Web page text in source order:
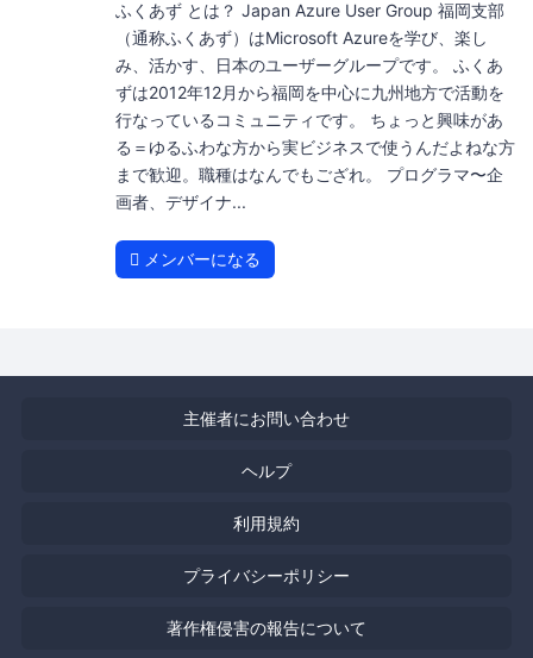
ふくあず とは？ Japan Azure User Group 福岡支部
（通称ふくあず）はMicrosoft Azureを学び、楽し
み、活かす、日本のユーザーグループです。 ふくあ
ずは2012年12月から福岡を中心に九州地方で活動を
行なっているコミュニティです。 ちょっと興味があ
る＝ゆるふわな方から実ビジネスで使うんだよねな方
まで歓迎。職種はなんでもござれ。 プログラマ〜企
画者、デザイナ...
メンバーになる
主催者にお問い合わせ
ヘルプ
利用規約
プライバシーポリシー
著作権侵害の報告について